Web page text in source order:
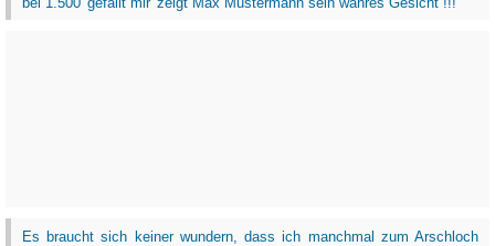
Es braucht sich keiner wundern, dass ich manchmal zum Arschloch